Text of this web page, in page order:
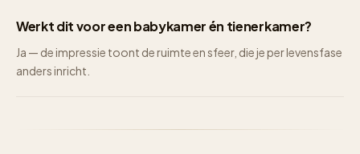
Werkt dit voor een babykamer én tienerkamer?
Ja — de impressie toont de ruimte en sfeer, die je per levensfase
anders inricht.